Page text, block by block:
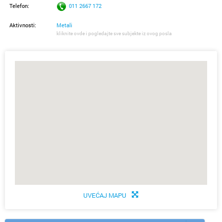
Telefon: 011 2667 172
Aktivnosti: Metali
kliknite ovde i pogledajte sve subjekte iz ovog posla
UVEĆAJ MAPU